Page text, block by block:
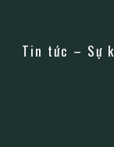
Tin tức – Sự